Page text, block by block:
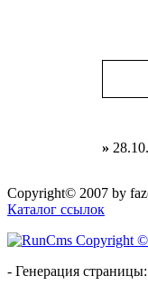
»
Copyright© 2007 by
Каталог ссылок
- Генерация